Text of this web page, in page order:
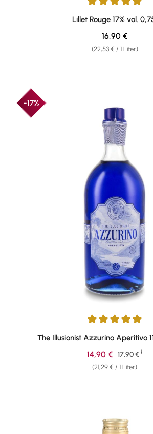
Durchschnittliche Bewertung von 5 von
Lillet Rouge 17% vol.
(22,53 € / 1 Liter)
Regulärer Preis:
16,90 €
-17%
Durchschnittliche Bewertung von 5 von
The Illusionist Azzurino Aperitivo
(21,29 € / 1 Liter)
14,90 € Regulärer
17,90 € 1